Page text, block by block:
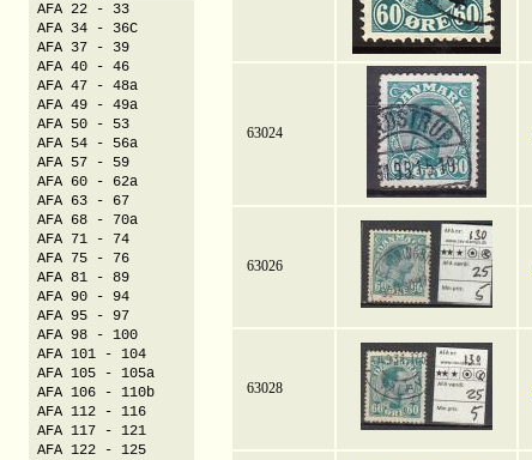
63024
63026
63028
AFA 22 - 33
AFA 34 - 36C
AFA 37 - 39
AFA 40 - 46
AFA 47 - 48a
AFA 49 - 49a
AFA 50 - 53
AFA 54 - 56a
AFA 57 - 59
AFA 60 - 62a
AFA 63 - 67
AFA 68 - 70a
AFA 71 - 74
AFA 75 - 76
AFA 81 - 89
AFA 90 - 94
AFA 95 - 97
AFA 98 - 100
AFA 101 - 104
AFA 105 - 105a
AFA 106 - 110b
AFA 112 - 116
AFA 117 - 121
AFA 122 - 125